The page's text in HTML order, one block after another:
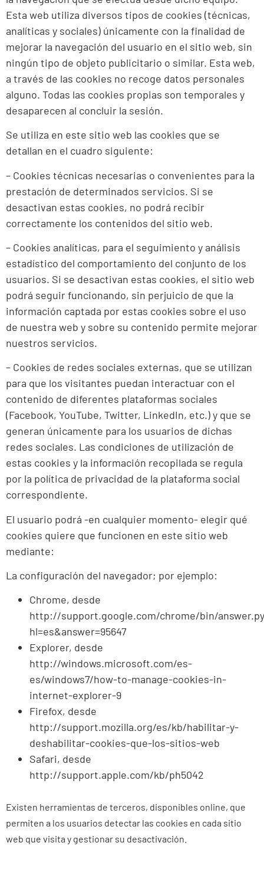
Esta web utiliza diversos tipos de cookies (técnicas,
analíticas y sociales) únicamente con la finalidad de
mejorar la navegación del usuario en el sitio web, sin
ningún tipo de objeto publicitario o similar. Esta web,
a través de las cookies no recoge datos personales
alguno. Todas las cookies propias son temporales y
desaparecen al concluir la sesión.
Se utiliza en este sitio web las cookies que se
detallan en el cuadro siguiente:
– Cookies técnicas necesarias o convenientes para la
prestación de determinados servicios. Si se
desactivan estas cookies, no podrá recibir
correctamente los contenidos del sitio web.
– Cookies analíticas, para el seguimiento y análisis
estadístico del comportamiento del conjunto de los
usuarios. Si se desactivan estas cookies, el sitio web
podrá seguir funcionando, sin perjuicio de que la
información captada por estas cookies sobre el uso
de nuestra web y sobre su contenido permite mejorar
nuestros servicios.
– Cookies de redes sociales externas, que se utilizan
para que los visitantes puedan interactuar con el
contenido de diferentes plataformas sociales
(Facebook, YouTube, Twitter, LinkedIn, etc.) y que se
generan únicamente para los usuarios de dichas
redes sociales. Las condiciones de utilización de
estas cookies y la información recopilada se regula
por la política de privacidad de la plataforma social
correspondiente.
El usuario podrá -en cualquier momento- elegir qué
cookies quiere que funcionen en este sitio web
mediante:
La configuración del navegador; por ejemplo:
Chrome, desde
http://support.google.com/chrome/bin/
hl=es&answer=95647
Explorer, desde
http://windows.microsoft.com/es-
es/windows7/how-to-manage-cookies-in-
internet-explorer-9
Firefox, desde
http://support.mozilla.org/es/kb/habilitar-y-
deshabilitar-cookies-que-los-sitios-web
Safari, desde
http://support.apple.com/kb/ph5042
Existen herramientas de terceros, disponibles online, que
permiten a los usuarios detectar las cookies en cada sitio
web que visita y gestionar su desactivación.